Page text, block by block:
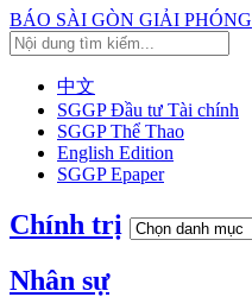
BÁO SÀI GÒN GIẢI PHÓNG
中文
SGGP Đầu tư Tài chính
SGGP Thể Thao
English Edition
SGGP Epaper
Chính trị
Nhân sự